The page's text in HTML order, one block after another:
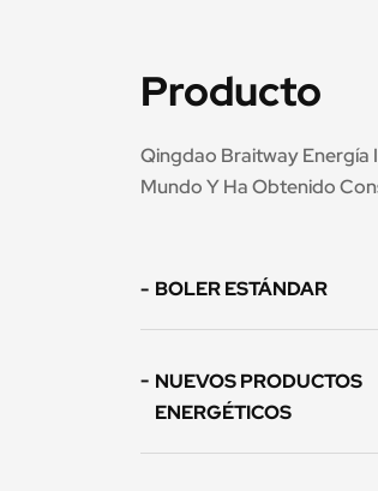
Producto
Qingdao Braitway Energía
Mundo Y Ha Obtenido
BOLER ESTÁNDAR
NUEVOS PRODUCTOS
ENERGÉTICOS